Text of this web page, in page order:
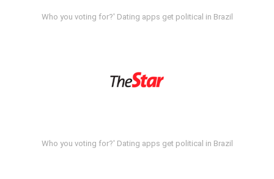
Who you voting for?' Dating apps get political in Brazil
Who you voting for?' Dating apps get political in Brazil